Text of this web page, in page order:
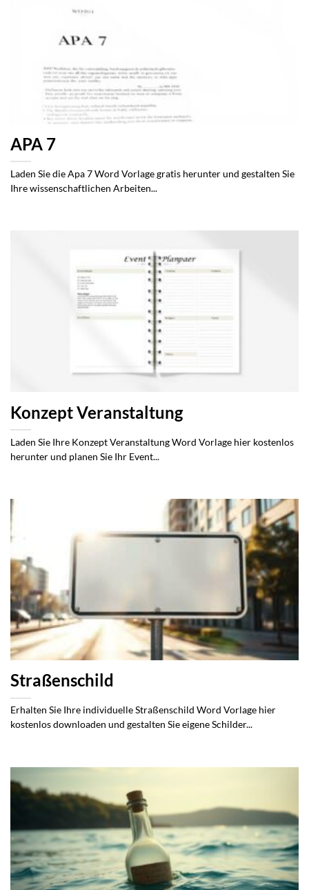
APA 7
Laden Sie die Apa 7 Word Vorlage gratis herunter und gestalten Sie
Ihre wissenschaftlichen Arbeiten...
Konzept Veranstaltung
Laden Sie Ihre Konzept Veranstaltung Word Vorlage hier kostenlos
herunter und planen Sie Ihr Event...
Straßenschild
Erhalten Sie Ihre individuelle Straßenschild Word Vorlage hier
kostenlos downloaden und gestalten Sie eigene Schilder...